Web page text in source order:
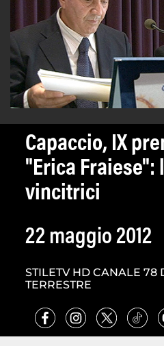
Capaccio, IX
"Erica Fraiese":
vincitrici
22 maggio 2012
STILETV HD CANALE 78
TERRESTRE